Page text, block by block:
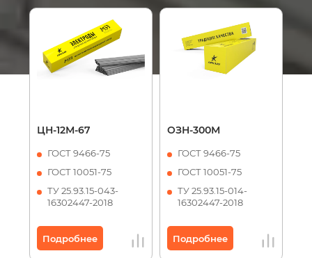
ЦН-12М-67
ГОСТ 9466-75
ГОСТ 10051-75
ТУ 25.93.15-043-
16302447-2018
Подробнее
ОЗН-300М
ГОСТ 9466-75
ГОСТ 10051-75
ТУ 25.93.15-014-
16302447-2018
Подробнее